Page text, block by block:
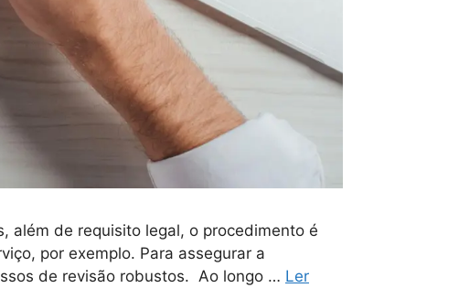
além de requisito legal, o procedimento é
por exemplo. Para assegurar a
de revisão robustos. Ao longo … Ler